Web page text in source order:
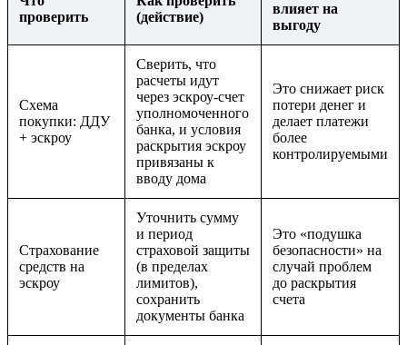
проверить
(действие)
влияет на
выгоду
Схема
покупки: ДДУ
+ эскроу
Сверить, что
расчеты идут
через эскроу-счет
уполномоченного
банка, и условия
раскрытия эскроу
привязаны к
вводу дома
Это снижает риск
потери денег и
делает платежи
более
контролируемыми
Страхование
средств на
эскроу
Уточнить сумму
и период
страховой защиты
(в пределах
лимитов),
сохранить
документы банка
Это «подушка
безопасности» на
случай проблем
до раскрытия
счета